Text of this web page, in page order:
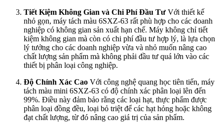
Tiết Kiệm Không Gian và Chi Phí Đầu Tư Với thiết kế
nhỏ gọn, máy tách màu 6SXZ-63 rất phù hợp cho các doanh
nghiệp có không gian sản xuất hạn chế. Máy không chỉ tiết
kiệm không gian mà còn có chi phí đầu tư hợp lý, là lựa chọn
lý tưởng cho các doanh nghiệp vừa và nhỏ muốn nâng cao
chất lượng sản phẩm mà không phải đầu tư quá lớn vào các
thiết bị phân loại công nghiệp.
Độ Chính Xác Cao Với công nghệ quang học tiên tiến, máy
tách màu mini 6SXZ-63 có độ chính xác phân loại lên đến
99%. Điều này đảm bảo rằng các loại hạt, thực phẩm được
phân loại đồng đều, loại bỏ triệt để các hạt hỏng hoặc không
đạt chất lượng, từ đó nâng cao giá trị của sản phẩm.